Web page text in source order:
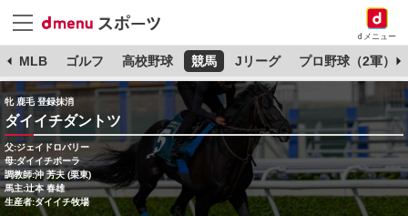
dメニュー
MLB ゴルフ 高校野球 競馬 Jリーグ プロ野球（2軍）
牝 鹿毛 登録抹消
ダイイチダントツ
父:ジェイドロバリー
母:ダイイチポーラ
調教師:沖 芳夫 (栗東)
馬主:辻本 春雄
生産者:ダイイチ牧場